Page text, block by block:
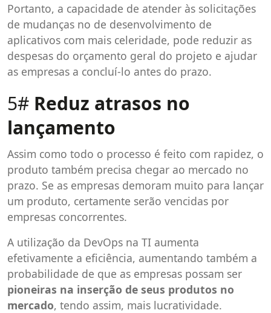
Portanto, a capacidade de atender às solicitações
de mudanças no de desenvolvimento de
aplicativos com mais celeridade, pode reduzir as
despesas do orçamento geral do projeto e ajudar
as empresas a concluí-lo antes do prazo.
5# Reduz atrasos no
lançamento
Assim como todo o processo é feito com rapidez, o
produto também precisa chegar ao mercado no
prazo. Se as empresas demoram muito para lançar
um produto, certamente serão vencidas por
empresas concorrentes.
A utilização da DevOps na TI aumenta
efetivamente a eficiência, aumentando também a
probabilidade de que as empresas possam ser
pioneiras na inserção de seus produtos no
mercado, tendo assim, mais lucratividade.